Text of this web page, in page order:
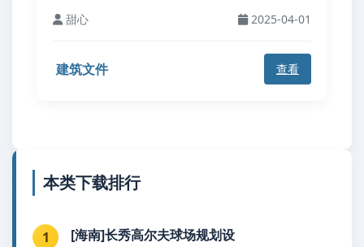
甜心 2025-04-01
建筑文件 查看
本类下载排行
1 [海南]长秀高尔夫球场规划设